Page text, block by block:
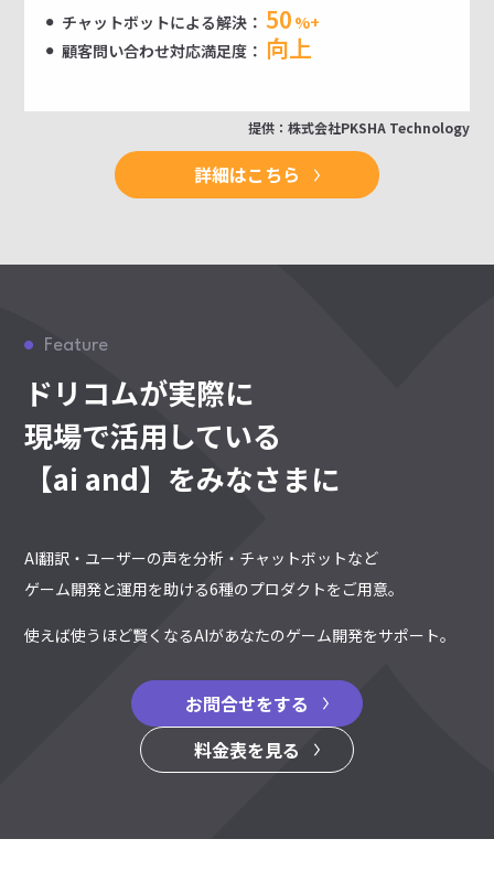
チャットボットによる解決： 50 %+
顧客問い合わせ対応満足度： 向上
提供：株式会社PKSHA Technology
詳細はこちら
Feature
ドリコムが実際に
現場で活用している
【ai and】をみなさまに
AI翻訳・ユーザーの声を分析・チャットボットなど
ゲーム開発と運用を助ける6種のプロダクトをご用意。
使えば使うほど賢くなるAIがあなたのゲーム開発をサポート。
お問合せをする
料金表を見る